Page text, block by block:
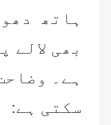
ہاتھ
بھی لالے
ہے۔
سکتی ہے: